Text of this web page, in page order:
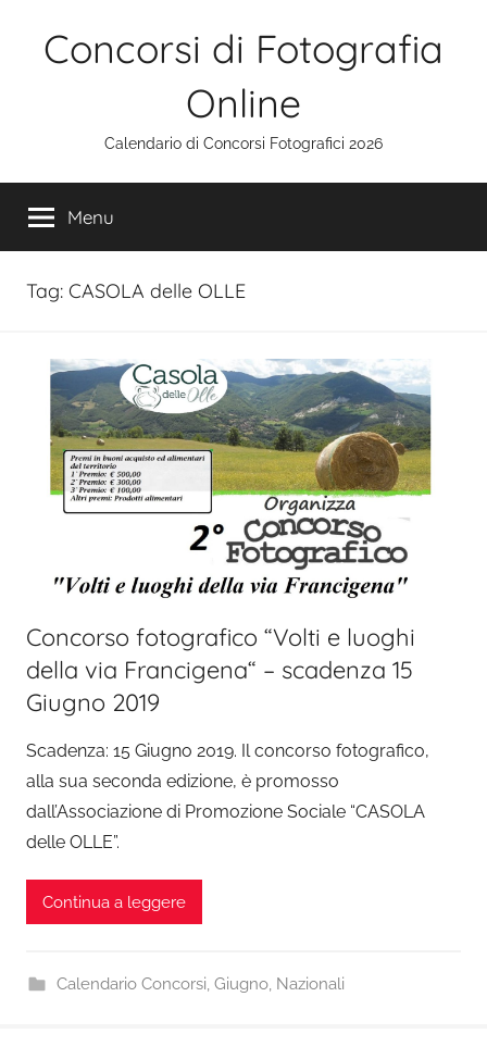
Concorsi di Fotografia
Online
Calendario di Concorsi Fotografici 2026
Menu
Tag: CASOLA delle OLLE
Concorso fotografico “Volti e luoghi
della via Francigena“ – scadenza 15
Giugno 2019
Scadenza: 15 Giugno 2019. Il concorso fotografico,
alla sua seconda edizione, è promosso
dall’Associazione di Promozione Sociale “CASOLA
delle OLLE”.
Continua a leggere
Calendario Concorsi, Giugno, Nazionali